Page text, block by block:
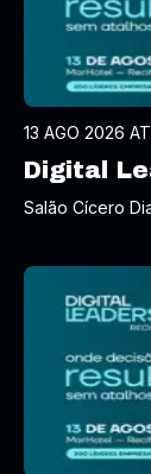
13 AGO 2026
Digital
Salão Cícero